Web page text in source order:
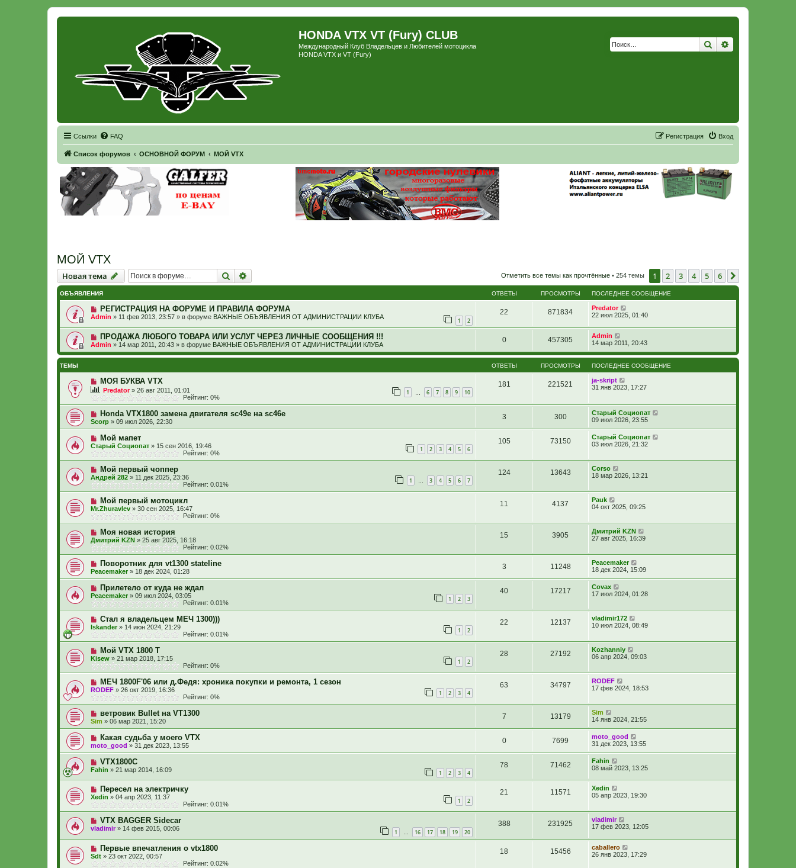
HONDA VTX VT (Fury) CLUB
Международный Клуб Владельцев и Любителей мотоцикла
HONDA VTX и VT (Fury)
Поиск
Ссылки FAQ Вход
Регистрация
Список форумов ОСНОВНОЙ ФОРУМ МОЙ VTX
МОЙ VTX
Новая тема
Новаятема Поиск Отметить все темы как прочтённые • 254 темы 1 2 3 4 5 6
ОБЪЯВЛЕНИЯ ОТВЕТЫ ПРОСМОТРЫ ПОСЛЕДНЕЕ СООБЩЕНИЕ
РЕГИСТРАЦИЯ НА ФОРУМЕ И ПРАВИЛА ФОРУМА
Admin » 11 фев 2013, 23:57 » в форуме ВАЖНЫЕ ОБЪЯВЛЕНИЯ ОТ АДМИНИСТРАЦИИ КЛУБА 1 2
22 871834
Predator
22 июл 2025, 01:40
ПРОДАЖА ЛЮБОГО ТОВАРА ИЛИ УСЛУГ ЧЕРЕЗ ЛИЧНЫЕ СООБЩЕНИЯ !!!
Admin » 14 мар 2011, 20:43 » в форуме ВАЖНЫЕ ОБЪЯВЛЕНИЯ ОТ АДМИНИСТРАЦИИ КЛУБА
0 457305
Admin
14 мар 2011, 20:43
ТЕМЫ ОТВЕТЫ ПРОСМОТРЫ ПОСЛЕДНЕЕ СООБЩЕНИЕ
МОЯ БУКВА VTX
Predator» 26 авг 2011, 01:01 1 6 7 8 9 10
Рейтинг: 0%
181 221521
ja-skript
31 янв 2023, 17:27
Honda VTX1800 замена двигателя sc49e на sc46e
Scorp » 09 июл 2026, 22:30
3 300
Старый Социопат
09 июл 2026, 23:55
Мой мапет
Старый Социопат » 15 сен 2016, 19:46 1 2 3 4 5 6
Рейтинг: 0%
105 73150
Старый Социопат
03 июл 2026, 21:32
Мой первый чоппер
Андрей 282 » 11 дек 2025, 23:36 1 3 4 5 6 7
Рейтинг: 0.01%
124 13643
Corso
18 мар 2026, 13:21
Мой первый мотоцикл
Mr.Zhuravlev » 30 сен 2025, 16:47
Рейтинг: 0%
11 4137
Pauk
04 окт 2025, 09:25
Моя новая история
Дмитрий KZN » 25 авг 2025, 16:18
Рейтинг: 0.02%
15 3905
Дмитрий KZN
27 авг 2025, 16:39
Поворотник для vt1300 stateline
Peacemaker» 18 дек 2024, 01:28
3 11248
Peacemaker
18 дек 2024, 15:09
Прилетело от куда не ждал
Peacemaker » 09 июл 2024, 03:05 1 2 3
Рейтинг: 0.01%
40 17217
Covax
17 июл 2024, 01:28
Стал я владельцем МЕЧ 1300)))
Iskander» 14 июн 2024, 21:29 1 2
Рейтинг: 0.01%
22 12137
vladimir172
10 июл 2024, 08:49
Мой VTX 1800 T
Kisew » 21 мар 2018, 17:15 1 2
Рейтинг: 0%
28 27192
Kozhanniy
06 апр 2024, 09:03
МЕЧ 1800F'06 или д.Федя: хроника покупки и ремонта, 1 сезон
RODEF » 26 окт 2019, 16:36 1 2 3 4
Рейтинг: 0%
63 34797
RODEF
17 фев 2024, 18:53
ветровик Bullet на VT1300
Sim » 06 мар 2021, 15:20
7 13179
Sim
14 янв 2024, 21:55
Какая судьба у моего VTX
moto_good » 31 дек 2023, 13:55
0 7699
moto_good
31 дек 2023, 13:55
VTX1800C
Fahin » 21 мар 2014, 16:09 1 2 3 4
78 71462
Fahin
08 май 2023, 13:25
Пересел на электричку
Xedin » 04 апр 2023, 11:37 1 2
Рейтинг: 0.01%
21 11571
Xedin
05 апр 2023, 19:30
VTX BAGGER Sidecar
vladimir» 14 фев 2015, 00:06 1 … 16 17 18 19 20
388 231925
vladimir
17 фев 2023, 12:05
Первые впечатления о vtx1800
Sdt » 23 окт 2022, 00:57
Рейтинг: 0.02%
18 15456
caballero
26 янв 2023, 17:29